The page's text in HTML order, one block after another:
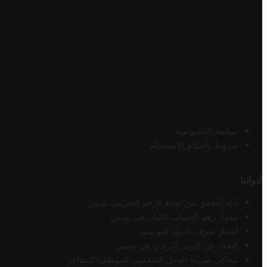
سياسة الخصوصية
شروط وأحكام الاستخدام
أدواتنا
أداة التحقق من صحة الرقم الضريبي تونس
محول رقم الحساب الآيبان في تونس
أسعار صرف الدينار التونسي
البحث عن الرمز البريدي في تونس
محاكي ضريبة الدخل الشخصي للموظف/المتقاعد